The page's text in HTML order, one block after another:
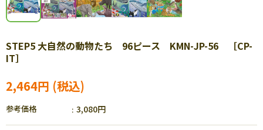
STEP5 大自然の動物たち 96ピース KMN-JP-56 ［CP-
IT］
2,464円
参考価格 3,080円